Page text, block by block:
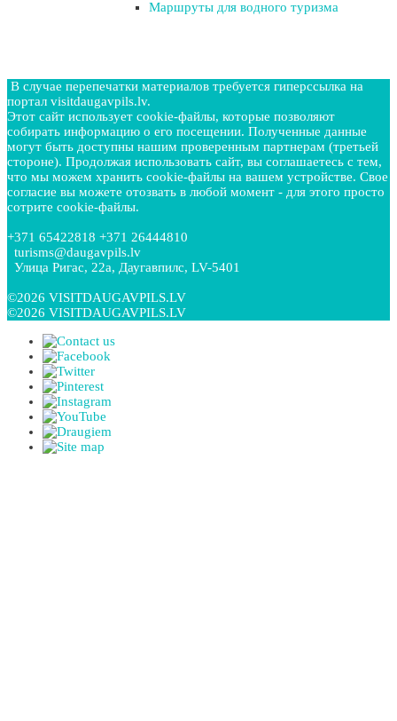
Маршруты для водного туризма
В случае перепечатки материалов требуется гиперссылка на
портал visitdaugavpils.lv.
Этот сайт использует cookie-файлы, которые позволяют
собирать информацию о его посещении. Полученные данные
могут быть доступны нашим проверенным партнерам (третьей
стороне). Продолжая использовать сайт, вы соглашаетесь с тем,
что мы можем хранить cookie-файлы на вашем устройстве. Свое
согласие вы можете отозвать в любой момент - для этого просто
сотрите cookie-файлы.
+371 65422818 +371 26444810
turisms@daugavpils.lv
Улица Ригас, 22a, Даугавпилс, LV-5401
©2026 VISITDAUGAVPILS.LV
©2026 VISITDAUGAVPILS.LV